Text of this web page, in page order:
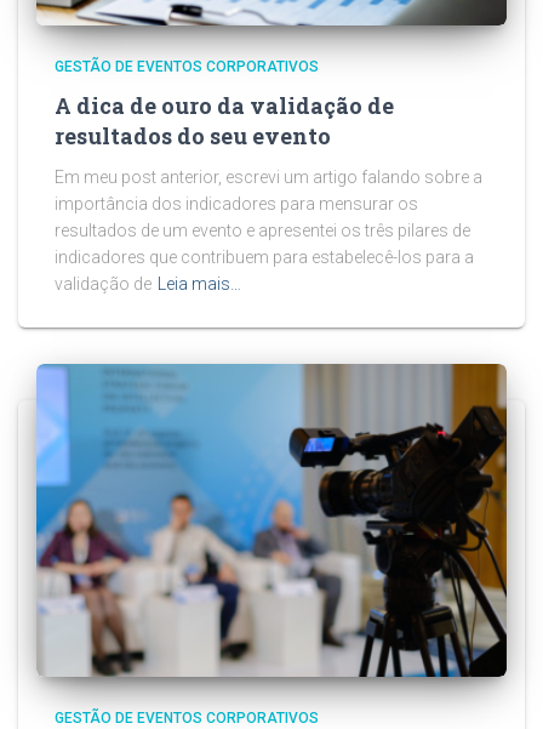
GESTÃO DE EVENTOS CORPORATIVOS
A dica de ouro da validação de
resultados do seu evento
Em meu post anterior, escrevi um artigo falando sobre a
importância dos indicadores para mensurar os
resultados de um evento e apresentei os três pilares de
indicadores que contribuem para estabelecê-los para a
validação de
Leia mais…
GESTÃO DE EVENTOS CORPORATIVOS